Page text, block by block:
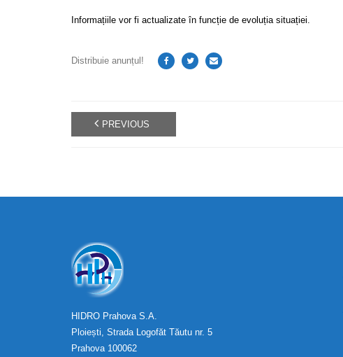
Informațiile vor fi actualizate în funcție de evoluția situației.
Distribuie anunțul!
PREVIOUS
HIDRO Prahova S.A.
Ploiești, Strada Logofăt Tăutu nr. 5
Prahova 100062